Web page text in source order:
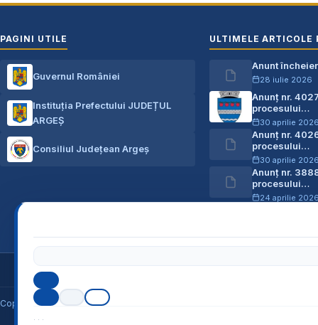
PAGINI UTILE
Guvernul României
Instituția Prefectului JUDEȚUL
ARGEȘ
Consiliul Județean Argeș
ULTIMELE ARTICOLE
Anunt
28 iulie 2026
Anunț nr.
procesului…
30 aprilie 2026
Anunț nr.
procesului…
30 aprilie 2026
Anunț nr.
procesului…
24 aprilie 2026
Ofertă de
Cod Județ 03 / Județul
Copyright © 2026 U.A.T. Comuna Micești
· · ·